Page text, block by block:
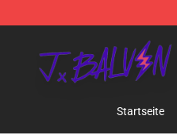
J Balvin Merchandise Shop
Startseite